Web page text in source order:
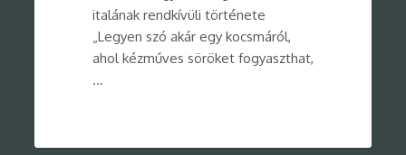
italának rendkívüli története
„Legyen szó akár egy kocsmáról,
ahol kézműves söröket fogyaszthat,
…